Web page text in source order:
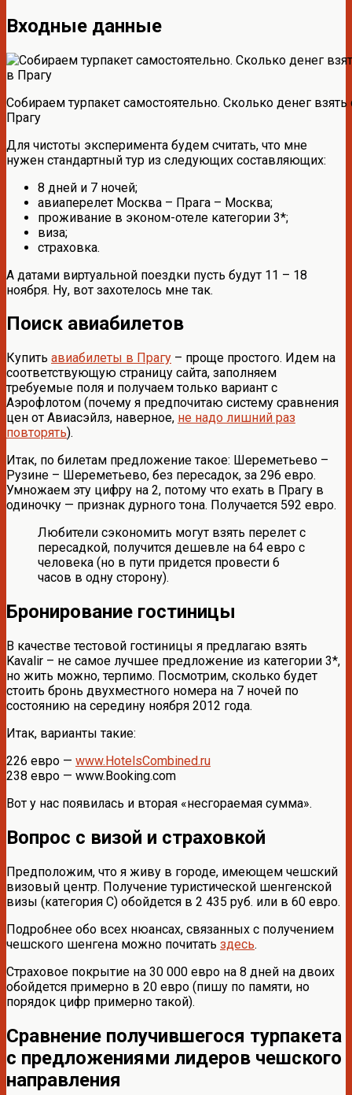
Входные данные
Собираем турпакет самостоятельно. Сколько денег взять
Прагу
Для чистоты эксперимента будем считать, что мне
нужен стандартный тур из следующих составляющих:
8 дней и 7 ночей;
авиаперелет Москва – Прага – Москва;
проживание в эконом-отеле категории 3*;
виза;
страховка.
А датами виртуальной поездки пусть будут 11 – 18
ноября. Ну, вот захотелось мне так.
Поиск авиабилетов
Купить авиабилеты в Прагу – проще простого. Идем на
соответствующую страницу сайта, заполняем
требуемые поля и получаем только вариант с
Аэрофлотом (почему я предпочитаю систему сравнения
цен от Авиасэйлз, наверное, не надо лишний раз
повторять).
Итак, по билетам предложение такое: Шереметьево –
Рузине – Шереметьево, без пересадок, за 296 евро.
Умножаем эту цифру на 2, потому что ехать в Прагу в
одиночку — признак дурного тона. Получается 592 евро.
Любители сэкономить могут взять перелет с
пересадкой, получится дешевле на 64 евро с
человека (но в пути придется провести 6
часов в одну сторону).
Бронирование гостиницы
В качестве тестовой гостиницы я предлагаю взять
Kavalir – не самое лучшее предложение из категории 3*,
но жить можно, терпимо. Посмотрим, сколько будет
стоить бронь двухместного номера на 7 ночей по
состоянию на середину ноября 2012 года.
Итак, варианты такие:
226 евро — www.HotelsCombined.ru
238 евро — www.Booking.com
Вот у нас появилась и вторая «несгораемая сумма».
Вопрос с визой и страховкой
Предположим, что я живу в городе, имеющем чешский
визовый центр. Получение туристической шенгенской
визы (категория С) обойдется в 2 435 руб. или в 60 евро.
Подробнее обо всех нюансах, связанных с получением
чешского шенгена можно почитать здесь.
Страховое покрытие на 30 000 евро на 8 дней на двоих
обойдется примерно в 20 евро (пишу по памяти, но
порядок цифр примерно такой).
Сравнение получившегося турпакета
с предложениями лидеров чешского
направления